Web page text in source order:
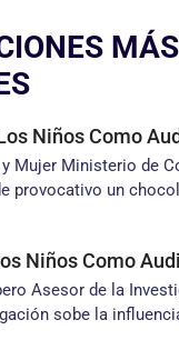
MÁS
Niños Como
Mujer Ministerio de
provocativo un
Niños Como
Asesor de la
sobe la